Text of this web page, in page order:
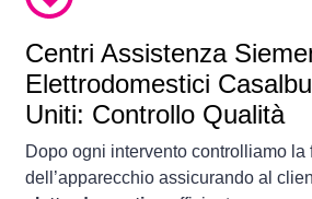
Centri Assistenza
Elettrodomestici
Uniti: Controllo Qualità
Dopo ogni intervento controlliamo la
dell’apparecchio assicurando al